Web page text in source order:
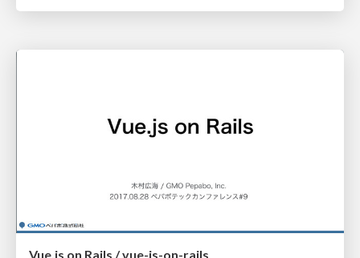
Vue.js on Rails / vue-js-on-rails